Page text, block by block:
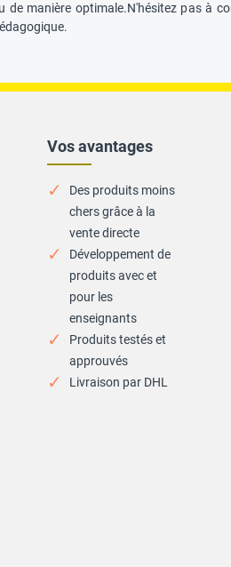
manière optimale.N'hésitez pas à
Vos avantages
Des produits moins
chers grâce à la
vente directe
Développement de
produits avec et
pour les
enseignants
Produits testés et
approuvés
Livraison par DHL